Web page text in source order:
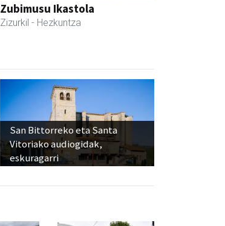
Zubimusu Ikastola
Zizurkil - Hezkuntza
San Bittorreko eta Santa
Vitoriako audiogidak,
eskuragarri